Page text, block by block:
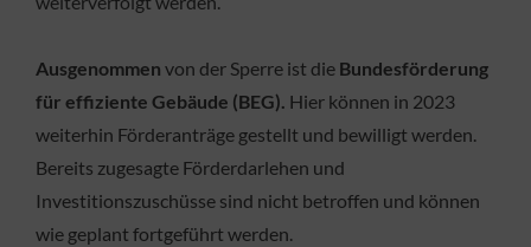
Ausgenommen von der Sperre ist die Bundesförderung
für effiziente Gebäude (BEG). Hier können in 2023
weiterhin Förderanträge gestellt und bewilligt werden.
Bereits zugesagte Förderdarlehen und
Investitionszuschüsse sind nicht betroffen und können
wie geplant fortgeführt werden.